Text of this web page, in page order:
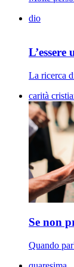
dio
La ricerca
carità
Se non
Quando